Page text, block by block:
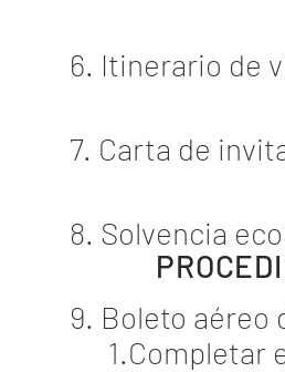
6. Itinerario de
7. Carta de
8. Solvencia
9. Boleto aéreo
1.Completar